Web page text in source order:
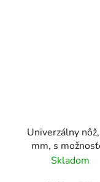
Univerzálny
mm, s
aretácie,Skladom